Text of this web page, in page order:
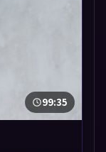
99:35